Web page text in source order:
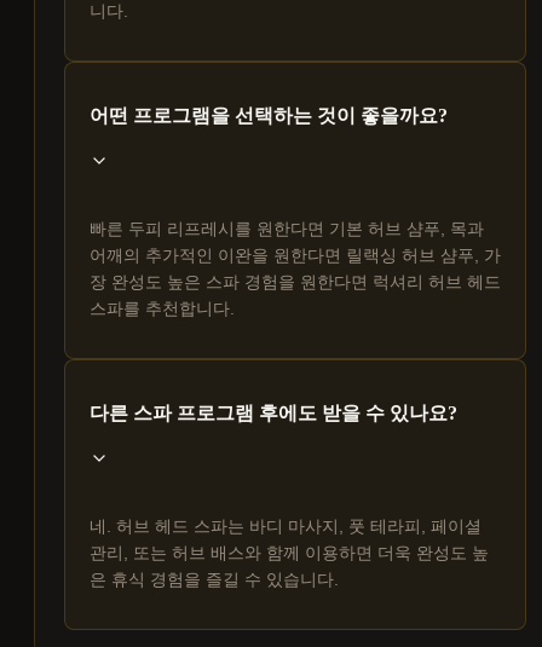
니다.
어떤 프로그램을 선택하는 것이 좋을까요?
빠른 두피 리프레시를 원한다면 기본 허브 샴푸, 목과
어깨의 추가적인 이완을 원한다면 릴랙싱 허브 샴푸, 가
장 완성도 높은 스파 경험을 원한다면 럭셔리 허브 헤드
스파를 추천합니다.
다른 스파 프로그램 후에도 받을 수 있나요?
네. 허브 헤드 스파는 바디 마사지, 풋 테라피, 페이셜
관리, 또는 허브 배스와 함께 이용하면 더욱 완성도 높
은 휴식 경험을 즐길 수 있습니다.